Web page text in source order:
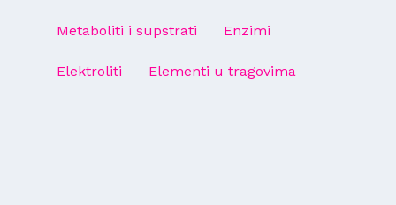
Metaboliti i supstrati Enzimi
Elektroliti Elementi u tragovima